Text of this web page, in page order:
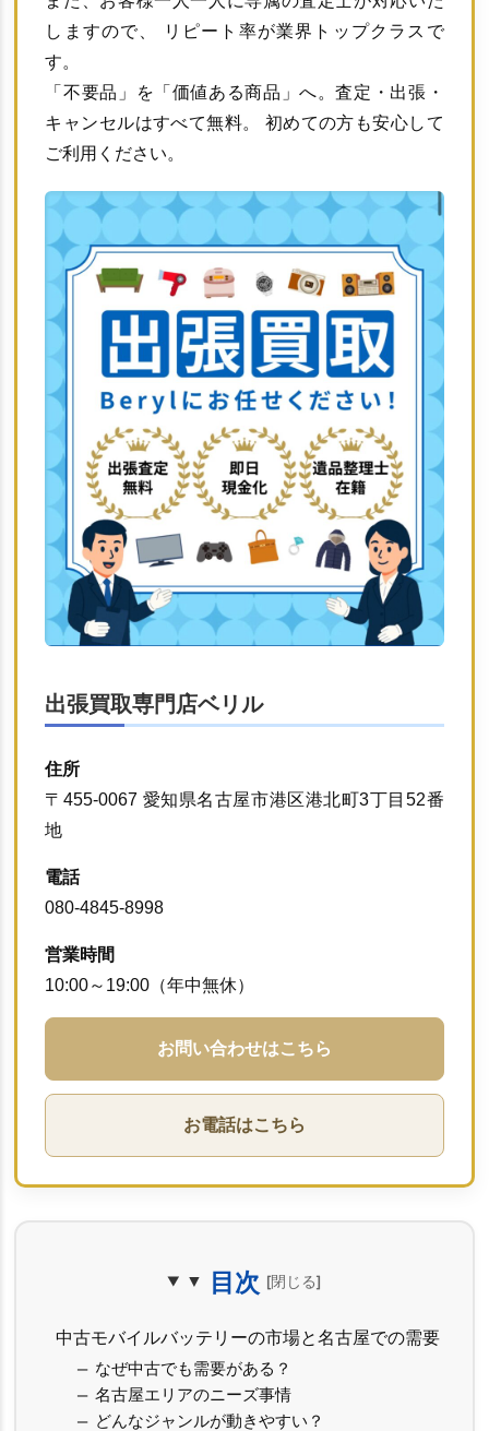
しますので、 リピート率が業界トップクラスで
す。
「不要品」を「価値ある商品」へ。査定・出張・
キャンセルはすべて無料。 初めての方も安心して
ご利用ください。
出張買取専門店ベリル
住所
〒455-0067 愛知県名古屋市港区港北町3丁目52番
地
電話
080-4845-8998
営業時間
10:00～19:00（年中無休）
お問い合わせはこちら
お電話はこちら
目次
中古モバイルバッテリーの市場と名古屋での需要
なぜ中古でも需要がある？
名古屋エリアのニーズ事情
どんなジャンルが動きやすい？